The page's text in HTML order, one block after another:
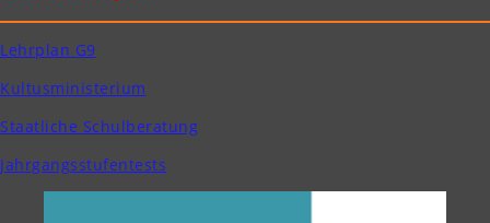
Lehrplan G9
Kultusministerium
Staatliche Schulberatung
Jahrgangsstufentests